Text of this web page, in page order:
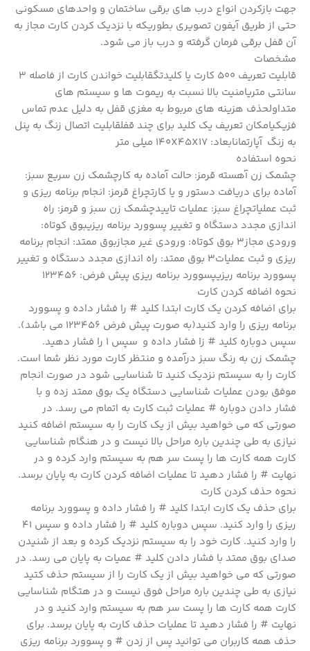
جهت بازکردن انواع درب های برقی ساختمان و واحدهای مسکونی
حتی از طریق آیفون تصویری بطوریکه با نزدیک کردن کارت مجاز به
آن قفل برقی فرمان گرفته و درب باز می شود.
مشخصات
قابلیت تعریف 500 کارت یا کلیدتگقابلیت خواندن کارت از فاصله 3
سانتی متریامنیت بالا نسبت به ریموت ها و سیستم های
متداولحذف هزینه های مربوط به مغزی قفل به دلیل عدم تماس
فزیکیامکان تعریف یک کلید برای چند قفلقابلیت اتصال زنگ به پنل
به زنگ آپارتمانابعاد: 140X45X17 میلی متر
نحوه استفاده
چشمک زن آهسته قرمز: حالت آماده به کارچشمک زن سریع سبز:
آماده برای دریافت دستور و یا کارتچراغ قرمز: انجام برنامه ریزی و
ثبت عملیاتچراغ سبز: عملیات تاییدچشمک زن سبز و قرمز: راه
اندازی مجدد دستگاه و تغییر پسوورد برنامه ریزیبوق کوتاه:
ورودی مجاز3 بوق کوتاه: ورودی غیر مجازبوق ممتد: انجام برنامه
ریزی و ثبت عملیات3 بوق ممتد: راه اندازی مجدد دستگاه و تغییر
پسوورد برنامه ریزیپسوورد برنامه ریزی پیش فرض: 123456
نحوه اضافه کردن کارت
برای اضافه کردن یک کارت ابتدا کلید # را فشار داده و پسوورد
برنامه ریزی را وارد کنید(به صورت پیش فرض 123456 می باشد).
سپس دوباره کلید # زا فشار داده و سپس 1 را فشار دهید.
چشمک زن به رنگ سبز درآمده و منتظر کارت مورد نظر شما است.
کارت را به سیستم نزدیک کنید تا شناسایی شود در صورت انجام
موفق بودن عملیات شناسایی دستگاه یک بوق ممتد زده و با
فشار دادن دوباره # عملیات ثبت کارت به اتمام می رسد. در
صورتی که می خواهید بیش از یک کارت را به سیستم اضافه کنید
نیازی به طی چندین باره مراحل بالا نیست و در هنگام شناسایی
کارت همه کارت ها را پست سر هم به سیستم وارد کرده و در
نهایت # را فشار دهید تا عملیات اضافه کردن کارت به پایان برسد.
نحوه حذف کردن کارت
برای حذف یک کارت ابتدا کلید # را فشار داده و پسوورد برنامه
ریزی را وارد کنید. سپس دوباره کلید # را فشار داده و سپس 41
را وارد کنید. کارت خود را به سیستم نزدیک کرده و بعد از شنیدن
صدای بوق ممتد با فشار دادن کلید # عمیات به پایان می رسد. در
صورتی که می خواهید بیش از یک کارت را از سیستم حذف کتید
نیازی به طی چندین باره مراحل فوق نیست و در هتگام شناسایی
کارت همه کارت ها را پست سر هم به سیستم وارد کنید و در
نهایت # را فشار دهید تا عملیات حذف کارت به پایان برسد. برای
حذف همه کاربران می توانید پس از زدن # و پسوورد برنامه ریزی